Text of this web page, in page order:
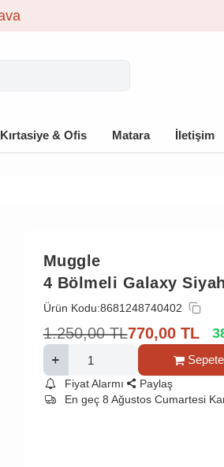
Kırtasiye & Ofis Matara İletişim
Muggle
4 Bölmeli Galaxy
Ürün Kodu:8681248740402
1.250,00 TL770,00 TL
Fiyat Alarmı
Paylaş
En geç 8 Ağustos Cumartesi